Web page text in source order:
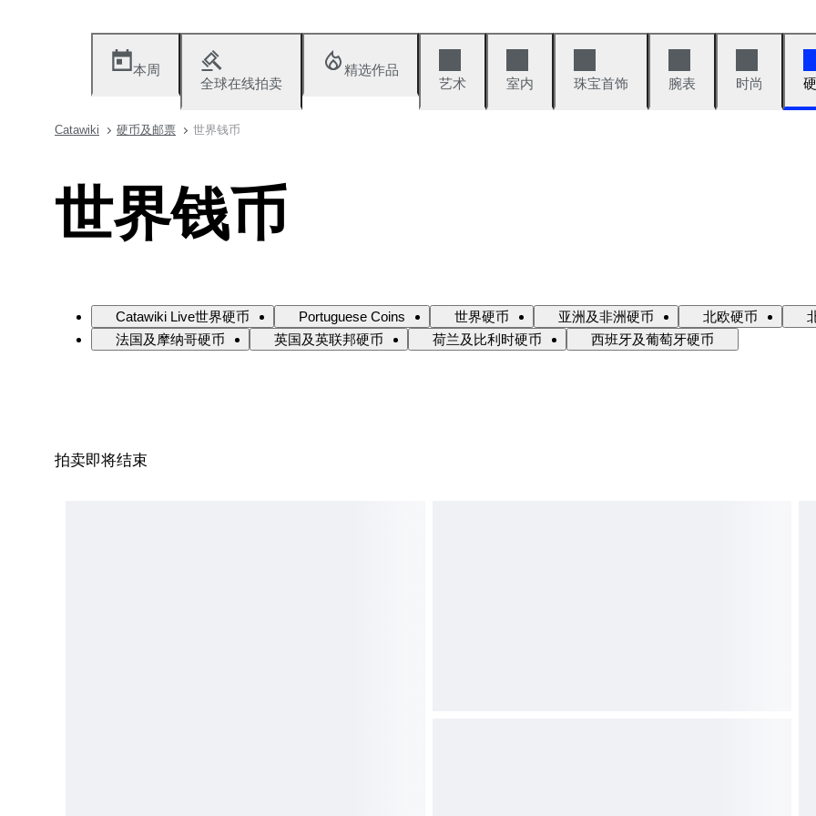
本周
全球在线拍卖
精选作品
艺术
室内 珠宝首饰 腕表 时尚
Catawiki 硬币及邮票 世界钱币
世界钱币
Catawiki Live世界硬币 Portuguese Coins 世界硬币 亚洲及非洲硬币 北欧硬币
法国及摩纳哥硬币
英国及英联邦硬币 荷兰及比利时硬币 西班牙及葡萄牙硬币
拍卖即将结束